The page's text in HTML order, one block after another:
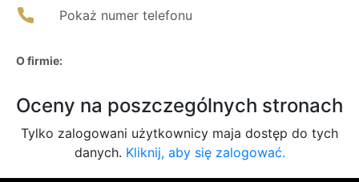
Pokaż numer telefonu
O firmie:
Oceny na poszczególnych stronach
Tylko zalogowani użytkownicy maja dostęp do tych
danych. Kliknij, aby się zalogować.